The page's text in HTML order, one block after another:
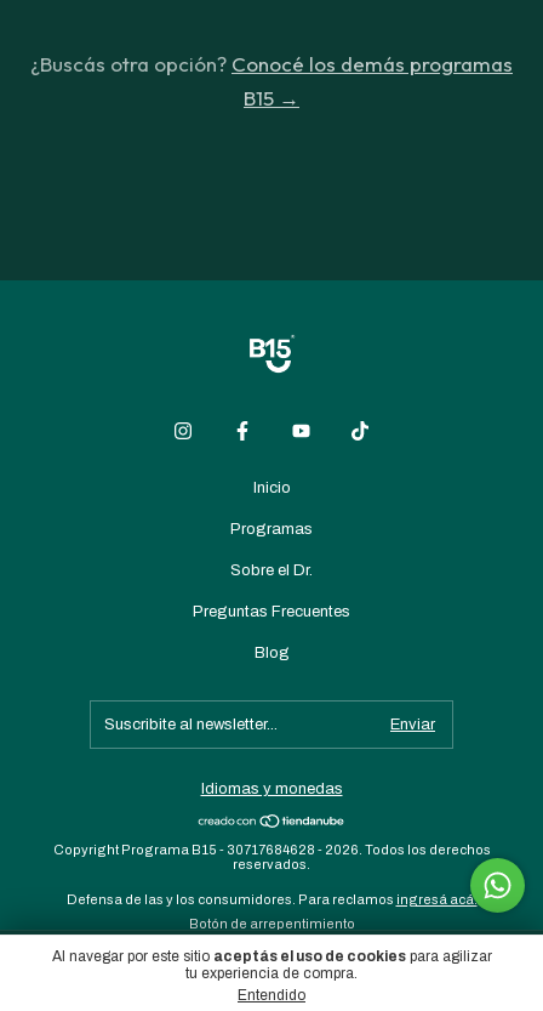
Al navegar por este sitio aceptás el uso de cookiespara agilizar
tu experiencia de compra.
Entendido
¿Buscás otra opción? Conocé los demás programas
B15 →
Programa B15 Tradicional
Inicio
Programas
Sobre el Dr.
Preguntas Frecuentes
Blog
Idiomas y monedas
Copyright Programa B15 - 30717684628 - 2026. Todos los derechos
reservados.
Defensa de las y los consumidores. Para reclamos ingresá acá.
Botón de arrepentimiento